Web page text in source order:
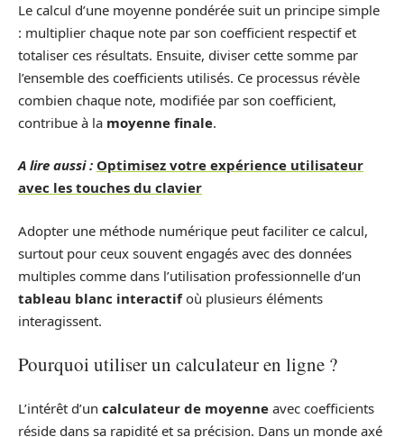
Le calcul d’une moyenne pondérée suit un principe simple
: multiplier chaque note par son coefficient respectif et
totaliser ces résultats. Ensuite, diviser cette somme par
l’ensemble des coefficients utilisés. Ce processus révèle
combien chaque note, modifiée par son coefficient,
contribue à la moyenne finale.
A lire aussi : Optimisez votre expérience utilisateur
avec les touches du clavier
Adopter une méthode numérique peut faciliter ce calcul,
surtout pour ceux souvent engagés avec des données
multiples comme dans l’utilisation professionnelle d’un
tableau blanc interactifoù plusieurs éléments
interagissent.
Pourquoi utiliser un calculateur en ligne ?
L’intérêt d’un calculateur de moyenne avec coefficients
réside dans sa rapidité et sa précision. Dans un monde axé